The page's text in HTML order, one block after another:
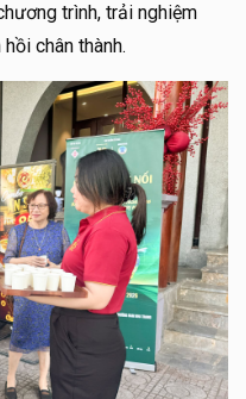
trình, trải nghiệm
chân thành.